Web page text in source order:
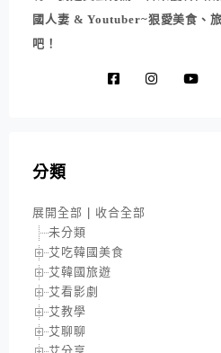
國人妻 & Youtuber~狠愛美食、
吧！
分類
展開全部
收合全部
未分類
艾吃韓國美食
艾韓國旅遊
艾看影劇
艾教學
艾聊聊